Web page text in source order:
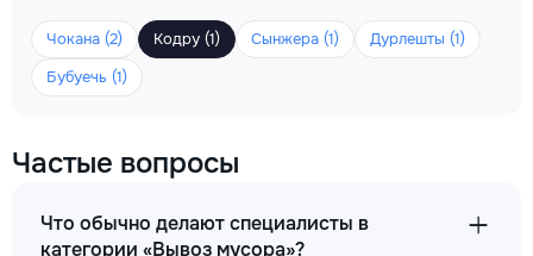
Чокана (2) Кодру (1) Сынжера (1)
Дурлешты (1)
Бубуечь (1)
Частые вопросы
Что обычно делают специалисты в
категории «Вывоз мусора»?